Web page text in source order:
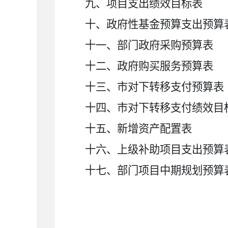
九、项目支出绩效目标表
十、政府性基金预算支出预算
十一、部门政府采购预算表
十二、政府购买服务预算表
十三、市对下转移支付预算表
十四、市对下转移支付绩效目
十五、新增资产配置表
十六、上级补助项目支出预算
十七、部门项目中期规划预算